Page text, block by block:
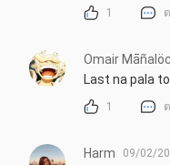
1
Omair
Last na pala to
1
Harm 09/02/